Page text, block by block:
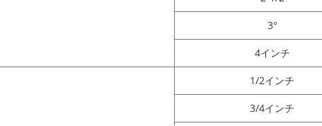
3°
4インチ
1/2インチ
3/4インチ